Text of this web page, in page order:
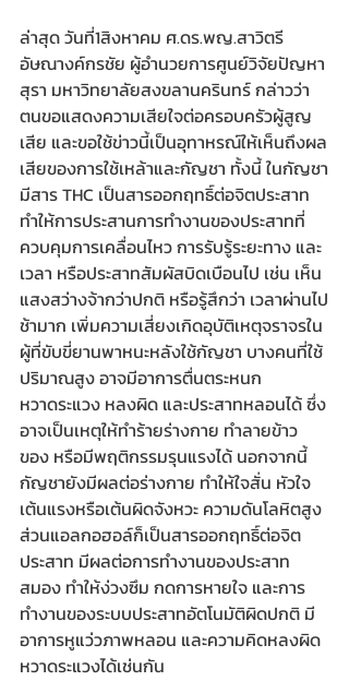
ล่าสุด วันที่1สิงหาคม ศ.ดร.พญ.สาวิตรี
อัษณางค์กรชัย ผู้อำนวยการศูนย์วิจัยปัญหา
สุรา มหาวิทยาลัยสงขลานครินทร์ กล่าวว่า
ตนขอแสดงความเสียใจต่อครอบครัวผู้สูญ
เสีย และขอใช้ข่าวนี้เป็นอุทาหรณ์ให้เห็นถึงผล
เสียของการใช้เหล้าและกัญชา ทั้งนี้ ในกัญชา
มีสาร THC เป็นสารออกฤทธิ์ต่อจิตประสาท
ทำให้การประสานการทำงานของประสาทที่
ควบคุมการเคลื่อนไหว การรับรู้ระยะทาง และ
เวลา หรือประสาทสัมผัสบิดเบือนไป เช่น เห็น
แสงสว่างจ้ากว่าปกติ หรือรู้สึกว่า เวลาผ่านไป
ช้ามาก เพิ่มความเสี่ยงเกิดอุบัติเหตุจราจรใน
ผู้ที่ขับขี่ยานพาหนะหลังใช้กัญชา บางคนที่ใช้
ปริมาณสูง อาจมีอาการตื่นตระหนก
หวาดระแวง หลงผิด และประสาทหลอนได้ ซึ่ง
อาจเป็นเหตุให้ทำร้ายร่างกาย ทำลายข้าว
ของ หรือมีพฤติกรรมรุนแรงได้ นอกจากนี้
กัญชายังมีผลต่อร่างกาย ทำให้ใจสั่น หัวใจ
เต้นแรงหรือเต้นผิดจังหวะ ความดันโลหิตสูง
ส่วนแอลกอฮอล์ก็เป็นสารออกฤทธิ์ต่อจิต
ประสาท มีผลต่อการทำงานของประสาท
สมอง ทำให้ง่วงซึม กดการหายใจ และการ
ทำงานของระบบประสาทอัตโนมัติผิดปกติ มี
อาการหูแว่วภาพหลอน และความคิดหลงผิด
หวาดระแวงได้เช่นกัน